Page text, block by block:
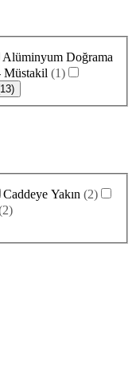
Alüminyum Doğrama
Müstakil (1)
Caddeye Yakın (2)
2)